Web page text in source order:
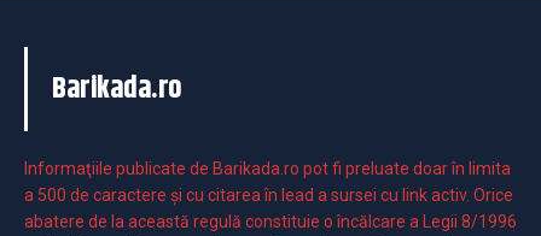
Barikada.ro
Informaţiile publicate de Barikada.ro pot fi preluate doar în limita
a 500 de caractere şi cu citarea în lead a sursei cu link activ. Orice
abatere de la această regulă constituie o încălcare a Legii 8/1996